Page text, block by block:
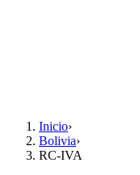
Inicio›
Bolivia›
RC-IVA